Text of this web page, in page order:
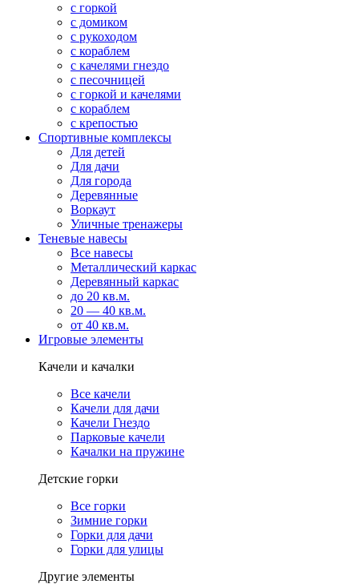
с горкой
с домиком
с рукоходом
с кораблем
с качелями гнездо
с песочницей
с горкой и качелями
с кораблем
с крепостью
Спортивные комплексы
Для детей
Для дачи
Для города
Деревянные
Воркаут
Уличные тренажеры
Теневые навесы
Все навесы
Металлический каркас
Деревянный каркас
до 20 кв.м.
20 — 40 кв.м.
от 40 кв.м.
Игровые элементы
Качели и качалки
Все качели
Качели для дачи
Качели Гнездо
Парковые качели
Качалки на пружине
Детские горки
Все горки
Зимние горки
Горки для дачи
Горки для улицы
Другие элементы